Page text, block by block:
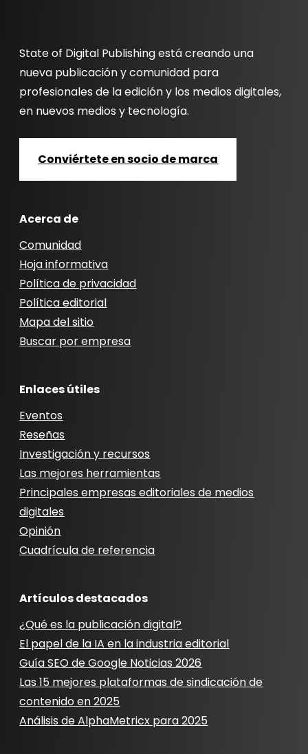
State of Digital Publishing está creando una
nueva publicación y comunidad para
profesionales de la edición y los medios digitales,
en nuevos medios y tecnología.
Conviértete en socio de marca
Acerca de
Comunidad
Hoja informativa
Política de privacidad
Política editorial
Mapa del sitio
Buscar por empresa
Enlaces útiles
Eventos
Reseñas
Investigación y recursos
Las mejores herramientas
Principales empresas editoriales de medios
digitales
Opinión
Cuadrícula de referencia
Artículos destacados
¿Qué es la publicación digital?
El papel de la IA en la industria editorial
Guía SEO de Google Noticias 2026
Las 15 mejores plataformas de sindicación de
contenido en 2025
Análisis de AlphaMetricx para 2025